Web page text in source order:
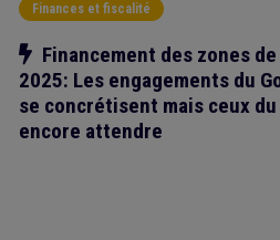
Finances et fiscalité
Notre action
Financement des zones
2025: Les engagements du
se concrétisent mais ceux
encore attendre